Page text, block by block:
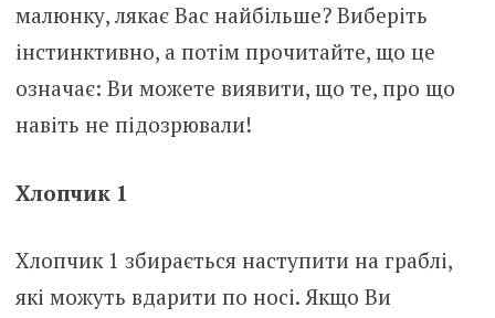
малюнку, лякає Вас найбільше? Виберіть
інстинктивно, а потім прочитайте, що це
означає: Ви можете виявити, що те, про що
навіть не підозрювали!
Хлопчик 1
Хлопчик 1 збирається наступити на граблі,
які можуть вдарити по носі. Якщо Ви